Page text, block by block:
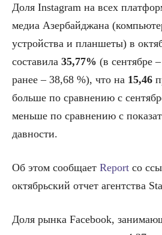
Доля Instagram на всех
медиа Азербайджана
устройства и планшеты) в
составила 35,77% (в сентябре
ранее – 38,68 %), что на 15,46
больше по сравнению с
меньше по сравнению с
давности.
Об этом сообщает Report со
октябрьский отчет агентства
Доля рынка Facebook,